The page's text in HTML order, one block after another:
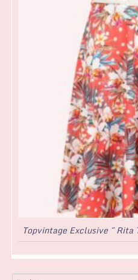
Topvintage Exclusive ~